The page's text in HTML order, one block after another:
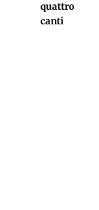
quattro
canti